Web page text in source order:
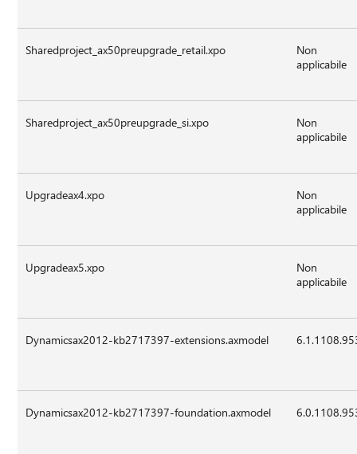
Sharedproject_ax50preupgrade_retail.xpo
Non
applicabile
Sharedproject_ax50preupgrade_si.xpo
Non
applicabile
Upgradeax4.xpo
Non
applicabile
Upgradeax5.xpo
Non
applicabile
Dynamicsax2012-kb2717397-extensions.axmodel
Dynamicsax2012-kb2717397-foundation.axmodel